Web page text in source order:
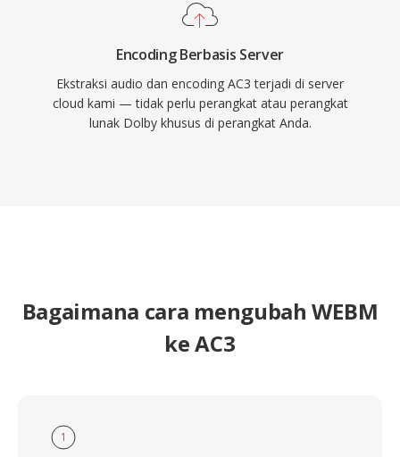
Encoding Berbasis Server
Ekstraksi audio dan encoding AC3 terjadi di server
cloud kami — tidak perlu perangkat atau perangkat
lunak Dolby khusus di perangkat Anda.
Bagaimana cara mengubah WEBM
ke AC3
1